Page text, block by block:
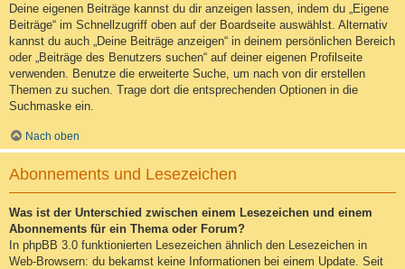
Deine eigenen Beiträge kannst du dir anzeigen lassen, indem du „Eigene
Beiträge“ im Schnellzugriff oben auf der Boardseite auswählst. Alternativ
kannst du auch „Deine Beiträge anzeigen“ in deinem persönlichen Bereich
oder „Beiträge des Benutzers suchen“ auf deiner eigenen Profilseite
verwenden. Benutze die erweiterte Suche, um nach von dir erstellen
Themen zu suchen. Trage dort die entsprechenden Optionen in die
Suchmaske ein.
Nach oben
Abonnements und Lesezeichen
Was ist der Unterschied zwischen einem Lesezeichen und einem
Abonnements für ein Thema oder Forum?
In phpBB 3.0 funktionierten Lesezeichen ähnlich den Lesezeichen in
Web-Browsern: du bekamst keine Informationen bei einem Update. Seit